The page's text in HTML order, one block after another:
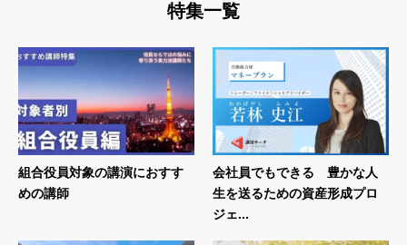
特集一覧
組合役員対象の講演におすす
めの講師
会社員でもできる 豊かな人
生を送るための資産形成プロ
ジェ...